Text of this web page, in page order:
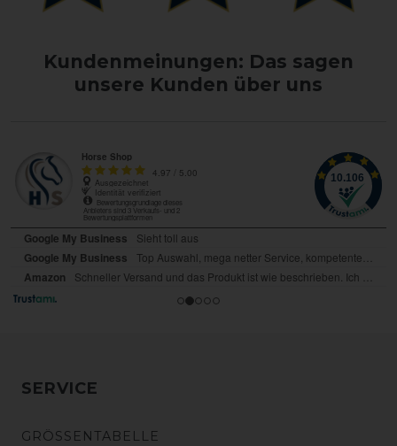
Kundenmeinungen: Das sagen
unsere Kunden über uns
SERVICE
GRÖSSENTABELLE